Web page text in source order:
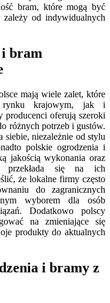
bram, które mogą być
od indywidualnych
i bram
mają wiele zalet, które
rynku krajowym, jak i
producenci oferują szeroki
różnych potrzeb i gustów.
siebie, niezależnie od stylu
polskie ogrodzenia i
jakością wykonania oraz
przekłada się na ich
że lokalne firmy często
do zagranicznych
wyborem dla osób
Dodatkowo polscy
na zmieniające się
produkty do aktualnych
i bramy z